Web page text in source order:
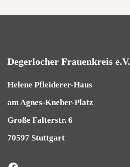
Degerlocher Frauenkreis e.V.
Helene Pfleiderer-Haus
am Agnes-Kneher-Platz
Große Falterstr. 6
70597 Stuttgart